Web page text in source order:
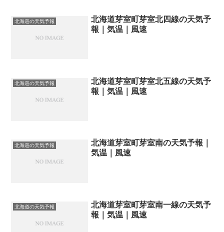
北海道の天気予報
北海道芽室町芽室北四線の天気予
報｜気温｜風速
北海道の天気予報
北海道芽室町芽室北五線の天気予
報｜気温｜風速
北海道の天気予報
北海道芽室町芽室南の天気予報｜
気温｜風速
北海道の天気予報
北海道芽室町芽室南一線の天気予
報｜気温｜風速